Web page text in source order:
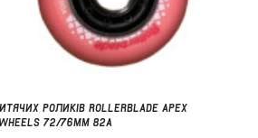
РОЛИКІВ ROLLERBLADE APEX
WHEELS 72/76MM 82A